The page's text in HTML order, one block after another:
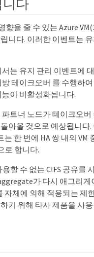
향을 줄 수 있는 Azure
니다. 이러한 이벤트는
는 유지 관리 이벤트에
테이크오버 를 수행하
이 비활성화됩니다.
트너 노드가 테이크오
아올 것으로 예상됩니다
한 번에 HA 쌍 내의 VM
로 합니다.
할 수 없는 CIFS 공유를
가 다시 애그리
자체에 의해 적용되는 제
기 위해 타사 제품을 사